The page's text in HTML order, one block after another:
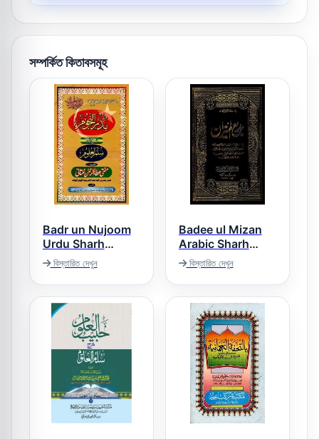
সম্পর্কিত কিতাবসমূহ
Badr un Nujoom
Urdu Sharh
Sullam ul Uloom
بدر النجوم اردو شرح
سلم العلوم
বিস্তারিত দেখুন
Badee ul Mizan
Arabic Sharh
Mizan ul Mantiq
بدیع المیزان
বিস্তারিত দেখুন